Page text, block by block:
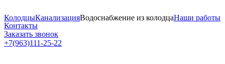
КолодцыКанализацияВодоснабжение из колодцаНаши работы
Контакты
Заказать звонок
+7(963)111-25-22